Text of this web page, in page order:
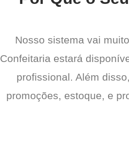
Nosso sistema vai
Confeitaria estará
profissional. Além
promoções, estoque, e